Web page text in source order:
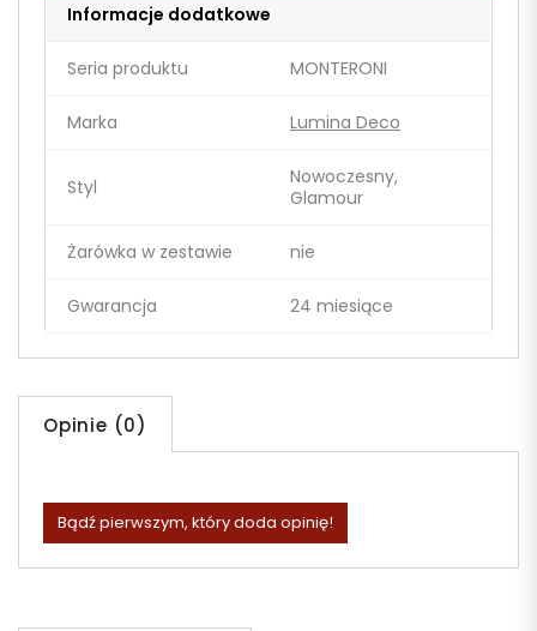
Informacje dodatkowe
Seria produktu MONTERONI
Marka Lumina Deco
Styl
Nowoczesny,
Glamour
Żarówka w zestawie nie
Gwarancja 24 miesiące
Opinie (0)
Bądź pierwszym, który doda opinię!